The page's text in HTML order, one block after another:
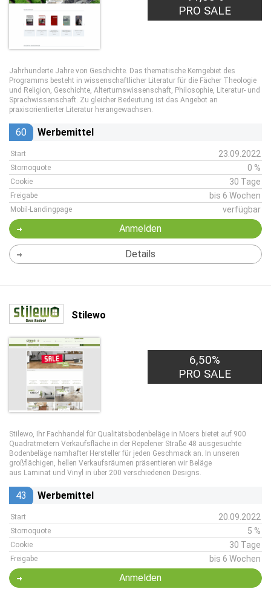
PRO SALE
Jahrhunderte Jahre von Geschichte. Das thematische Kerngebiet des
Programms besteht in wissenschaftlicher Literatur für die Fächer Theologie
und Religion, Geschichte, Altertumswissenschaft, Philosophie, Literatur- und
Sprachwissenschaft. Zu gleicher Bedeutung ist das Angebot an
praxisorientierter Literatur herangewachsen.
60 Werbemittel
Start 23.09.2022
Stornoquote 0 %
Cookie 30 Tage
Freigabe bis 6 Wochen
Mobil-Landingpage verfügbar
Anmelden
Details
Stilewo
6,50%
PRO SALE
Stilewo, Ihr Fachhandel für Qualitätsbodenbeläge in Moers bietet auf 900
Quadratmetern Verkaufsfläche in der Repelener Straße 48 ausgesuchte
Bodenbeläge namhafter Hersteller für jeden Geschmack an. In unseren
großflächigen, hellen Verkaufsräumen präsentieren wir Beläge
aus Laminat und Vinyl in über 200 verschiedenen Designs.
43 Werbemittel
Start 20.09.2022
Stornoquote 5 %
Cookie 30 Tage
Freigabe bis 6 Wochen
Anmelden